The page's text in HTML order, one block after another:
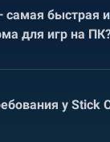
самая быстрая и
для игр на
у Stick